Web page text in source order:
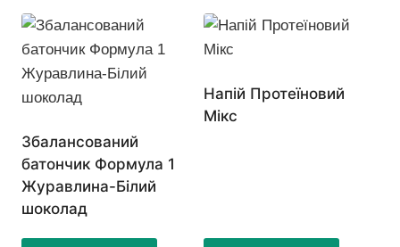
Збалансований
батончик Формула 1
Журавлина-Білий
шоколад
Напій Протеїновий
Мікс